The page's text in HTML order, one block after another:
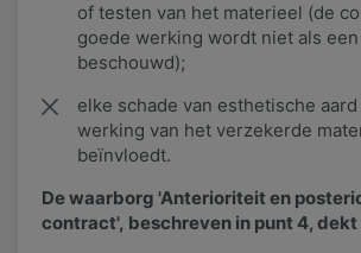
of testen van het materieel (de
goede werking wordt niet als
beschouwd);
elke schade van esthetische
werking van het verzekerde
beïnvloedt.
De waarborg 'Anterioriteit en
contract', beschreven in punt 4, dekt